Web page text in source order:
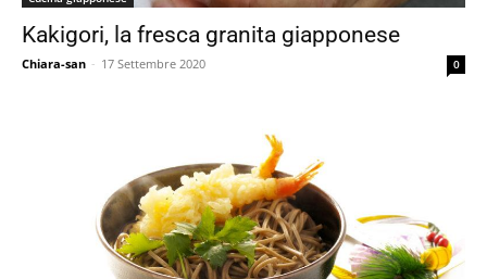
Kakigori, la fresca granita giapponese
Chiara-san - 17 Settembre 2020 0